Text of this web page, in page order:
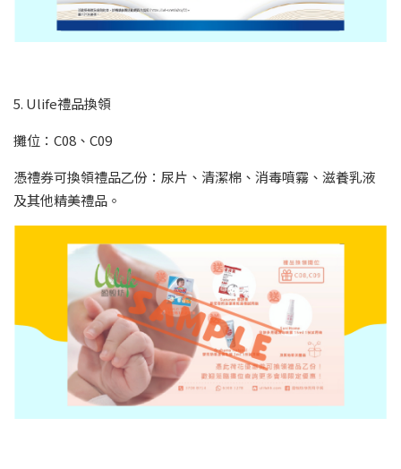
5. Ulife禮品換領
攤位：C08、C09
憑禮券可換領禮品乙份：尿片、清潔棉、消毒噴霧、滋養乳液
及其他精美禮品。